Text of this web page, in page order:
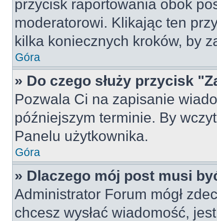
przycisk raportowania obok
moderatorowi. Klikając ten
kilka koniecznych kroków, by
Góra
» Do czego służy przycisk
Pozwala Ci na zapisanie
późniejszym terminie. By
Panelu użytkownika.
Góra
» Dlaczego mój post musi
Administrator Forum mógł
chcesz wysłać wiadomość,